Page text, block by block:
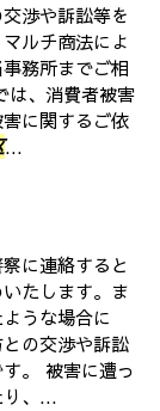
渉や訴訟等を
ルチ商法によ
務所までご相
は、消費者被害
に関するご依
...
に連絡すると
たします。ま
うな場合に
の交渉や訴訟
。 被害に遭っ
り、...